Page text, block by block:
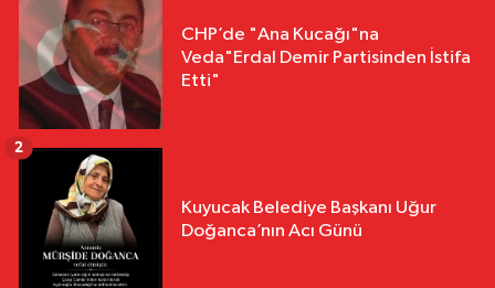
CHP’de "Ana Kucağı"na
Veda"Erdal Demir Partisinden İstifa
Etti"
Kuyucak Belediye Başkanı Uğur
Doğanca’nın Acı Günü
2